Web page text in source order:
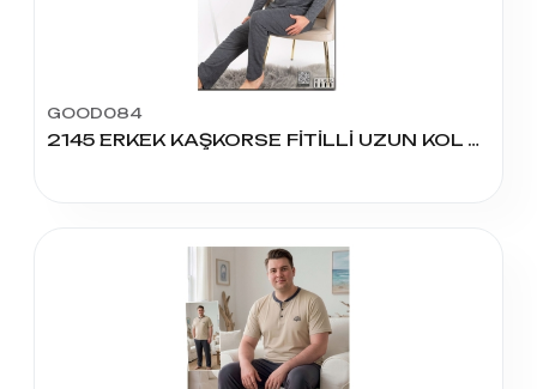
GOOD084
2145 ERKEK KAŞKORSE FİTİLLİ UZUN KOL PİJAMA